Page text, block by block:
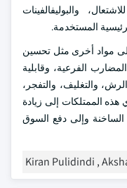
والبوليفالفينات
المستخدمة.
على مواد أخرى مثل تحسين
الفرعية، وقابلية
والتغليف، والتفجر،
الممتلكات إلى زيادة
وإلى دفع السوق
Kiran Pulidindi ,